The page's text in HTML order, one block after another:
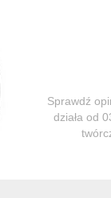
Sprawdź
działa od